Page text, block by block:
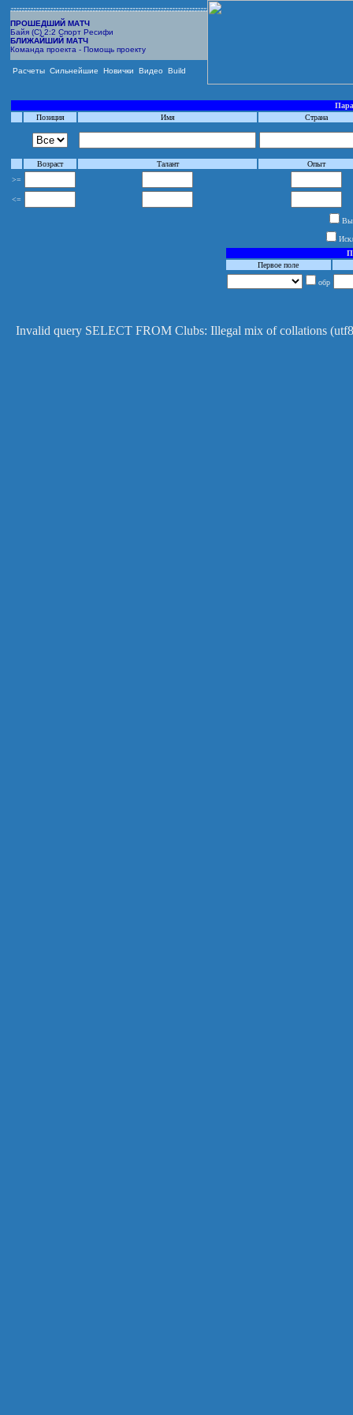
ПРОШЕДШИЙ МАТЧ
Байя (С) 2:2 Спорт Ресифи
БЛИЖАЙШИЙ МАТЧ
Команда проекта - Помощь проекту
Расчеты Сильнейшие Новички Видео Build
Позиция
Имя Страна
Возраст Талант
Опыт
>=
<=
Первое поле
обр
Invalid query SELECT FROM Clubs: Illegal mix of collations